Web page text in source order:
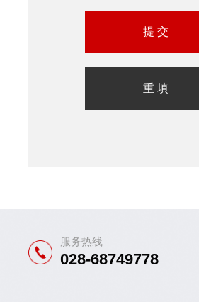
服务热线
028-68749778